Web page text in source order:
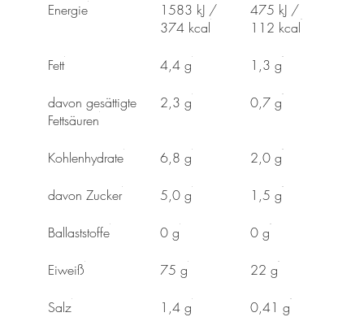
Energie
1583 kJ /
374 kcal
475 kJ /
112 kcal
Fett 4,4 g 1,3 g
davon gesättigte
Fettsäuren
2,3 g 0,7 g
Kohlenhydrate 6,8 g 2,0 g
davon Zucker 5,0 g 1,5 g
Ballaststoffe 0 g 0 g
Eiweiß 75 g 22 g
Salz 1,4 g 0,41 g